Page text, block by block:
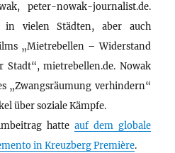
peter-nowak-journalist.de.
in vielen Städten, aber auch
„Mietrebellen – Widerstand
Stadt“, mietrebellen.de. Nowak
„Zwangsräumung verhindern“
über soziale Kämpfe.
hatte auf dem globale
in Kreuzberg Première.